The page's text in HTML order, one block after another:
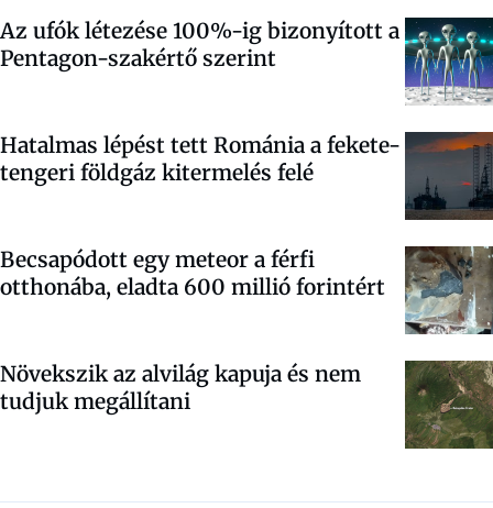
Az ufók létezése 100%-ig bizonyított a
Pentagon-szakértő szerint
Hatalmas lépést tett Románia a fekete-
tengeri földgáz kitermelés felé
Becsapódott egy meteor a férfi
otthonába, eladta 600 millió forintért
Növekszik az alvilág kapuja és nem
tudjuk megállítani